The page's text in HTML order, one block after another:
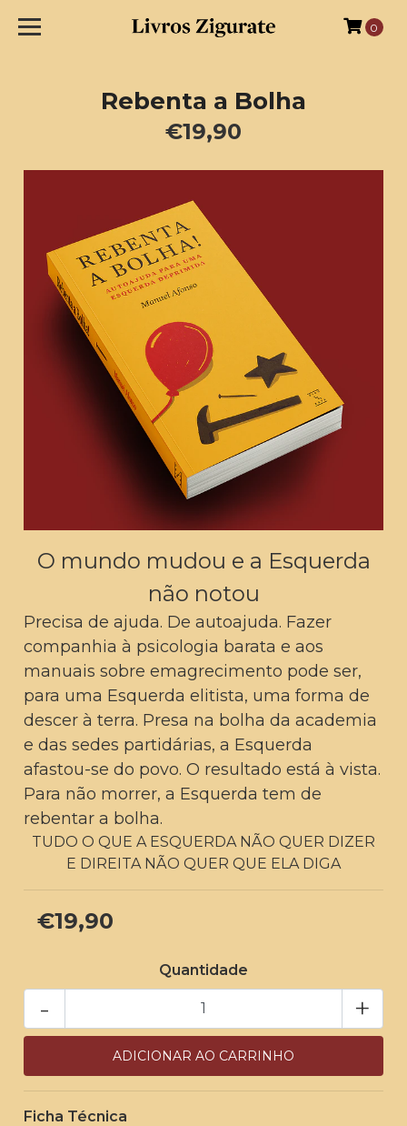
0
Rebenta a Bolha
€19,90
O mundo mudou e a Esquerda
não notou
Precisa de ajuda. De autoajuda. Fazer
companhia à psicologia barata e aos
manuais sobre emagrecimento pode ser,
para uma Esquerda elitista, uma forma de
descer à terra. Presa na bolha da academia
e das sedes partidárias, a Esquerda
afastou-se do povo. O resultado está à vista.
Para não morrer, a Esquerda tem de
rebentar a bolha.
TUDO O QUE A ESQUERDA NÃO QUER DIZER
E DIREITA NÃO QUER QUE ELA DIGA
€19,90
Quantidade
+
-
Ficha Técnica